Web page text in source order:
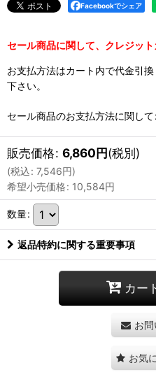
Facebookでシェア
セール商品に関して、クレジッ
お支払方法はカート内で代金引
下さい。
セール商品のお支払方法に関して:
販売価格: 6,860円(税別)
(税込: 7,546円)
希望小売価格: 10,584円
数量:
返品特約に関する重要事項
カー
お
お気